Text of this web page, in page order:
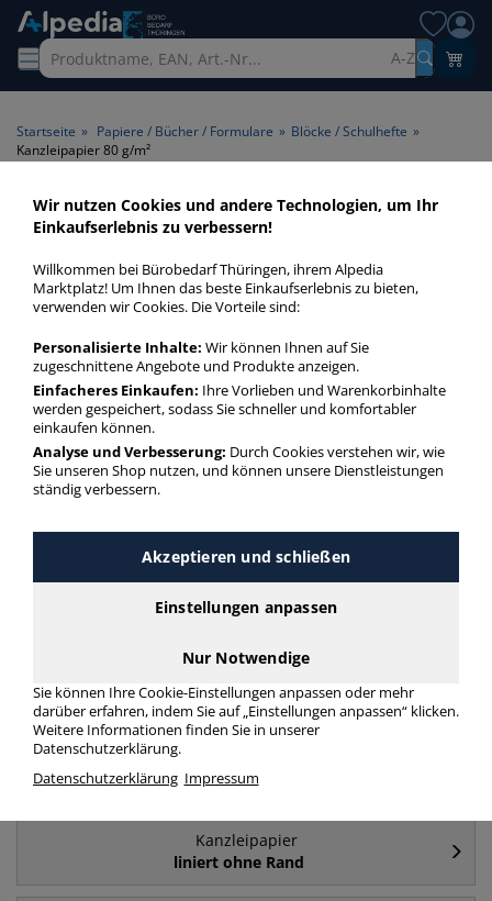
A-Z
Startseite » Papiere / Bücher / Formulare » Blöcke / Schulhefte »
Kanzleipapier 80 g/m²
Kanzleipapier 80 g/m² >
Papiergrammatur 80 g/m²
Kanzleipapier 80 gm² in bester Qualität zum günstigen Preis.
Funktion.
Kanzleipapier 80 g/m²
mehr Infos zur Kategorie
Kanzleipapier
Kanzleipapier
kariert mit Rand
liniert mit Rand
Kanzleipapier
liniert ohne Rand
Wir nutzen Cookies und andere Technologien, um Ihr
Einkaufserlebnis zu verbessern!
Willkommen bei Bürobedarf Thüringen, ihrem Alpedia
Marktplatz! Um Ihnen das beste Einkaufserlebnis zu bieten,
verwenden wir Cookies. Die Vorteile sind:
Personalisierte Inhalte: Wir können Ihnen auf Sie
zugeschnittene Angebote und Produkte anzeigen.
Einfacheres Einkaufen: Ihre Vorlieben und Warenkorbinhalte
werden gespeichert, sodass Sie schneller und komfortabler
einkaufen können.
Analyse und Verbesserung: Durch Cookies verstehen wir, wie
Sie unseren Shop nutzen, und können unsere Dienstleistungen
ständig verbessern.
Akzeptieren und schließen
Einstellungen anpassen
Nur Notwendige
Sie können Ihre Cookie-Einstellungen anpassen oder mehr
darüber erfahren, indem Sie auf „Einstellungen anpassen“ klicken.
Weitere Informationen finden Sie in unserer
Datenschutzerklärung.
Datenschutzerklärung Impressum